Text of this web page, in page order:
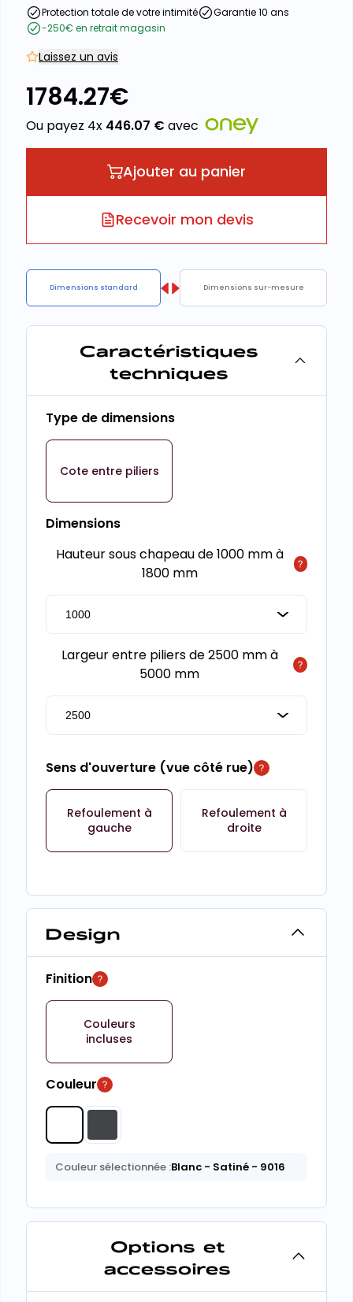
Protection totale de votre intimité
Garantie 10 ans
-250€ en retrait magasin
Laissez un avis
1784.27€
Ou payez 4x 446.07 € avec
Ajouter au panier
Recevoir mon devis
Dimensions standard Dimensions sur-mesure
Caractéristiques
techniques
Type de dimensions
Cote entre piliers
Dimensions
Hauteur sous chapeau de 1000 mm à
1800 mm
Largeur entre piliers de 2500 mm à
5000 mm
Sens d'ouverture (vue côté rue)
Refoulement à
gauche
Refoulement à
droite
Design
Finition
Couleurs
incluses
Couleur
Couleur sélectionnée :Blanc - Satiné - 9016
Options et
accessoires